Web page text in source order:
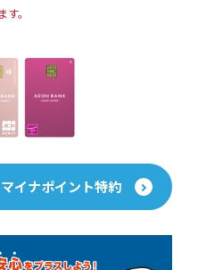
。
イナポイント特約